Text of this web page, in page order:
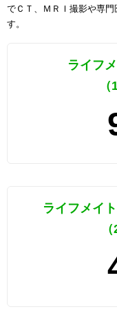
でＣＴ、ＭＲＩ撮影や専
す。
ライフ
ライフメイ